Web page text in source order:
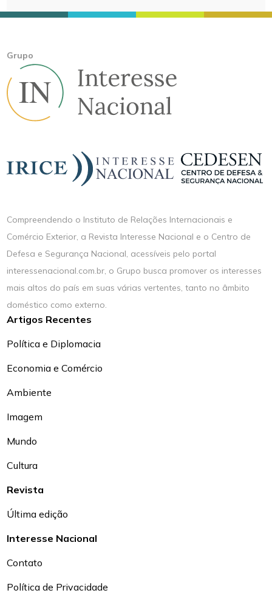
Grupo
Compreendendo o Instituto de Relações Internacionais e
Comércio Exterior, a Revista Interesse Nacional e o Centro de
Defesa e Segurança Nacional, acessíveis pelo portal
interessenacional.com.br, o Grupo busca promover os interesses
mais altos do país em suas várias vertentes, tanto no âmbito
doméstico como externo.
Artigos Recentes
Política e Diplomacia
Economia e Comércio
Ambiente
Imagem
Mundo
Cultura
Revista
Última edição
Interesse Nacional
Contato
Política de Privacidade